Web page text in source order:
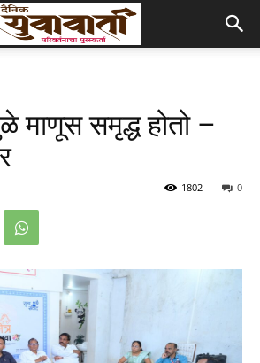
माणूस समृद्ध होतो –
0
1802